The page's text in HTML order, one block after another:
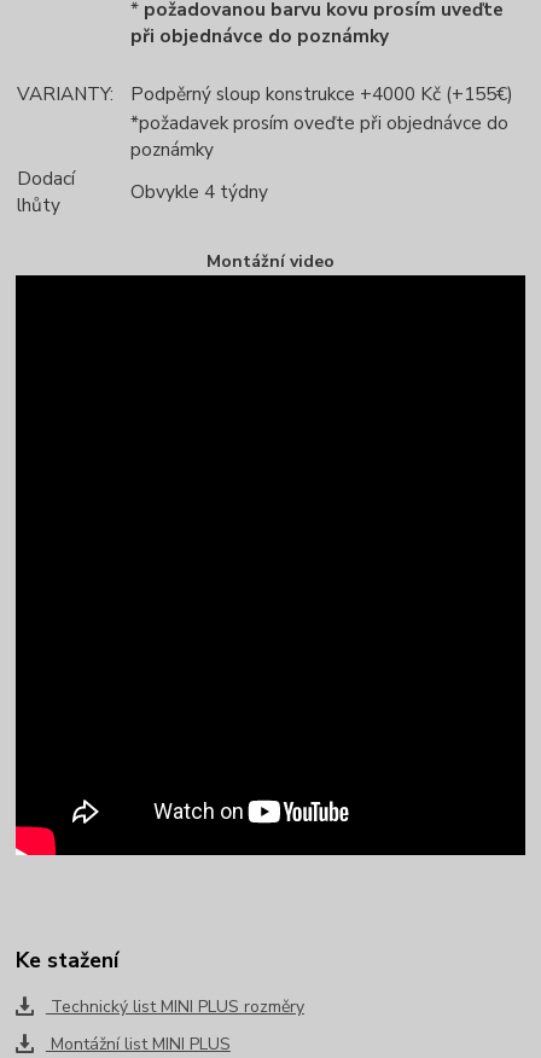
* požadovanou barvu kovu prosím uveďte
při objednávce do poznámky
VARIANTY:
Podpěrný sloup konstrukce +4000 Kč (+155€)
*požadavek prosím oveďte při objednávce do
poznámky
Dodací
lhůty
Obvykle 4 týdny
Montážní video
Ke stažení
Technický list MINI PLUS rozměry
Montážní list MINI PLUS